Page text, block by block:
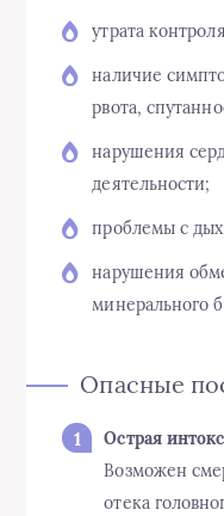
утрата
наличие
рвота,
нарушения
деятельности;
проблемы с
нарушения
минерального
Опасные
Острая
Возможен
отека